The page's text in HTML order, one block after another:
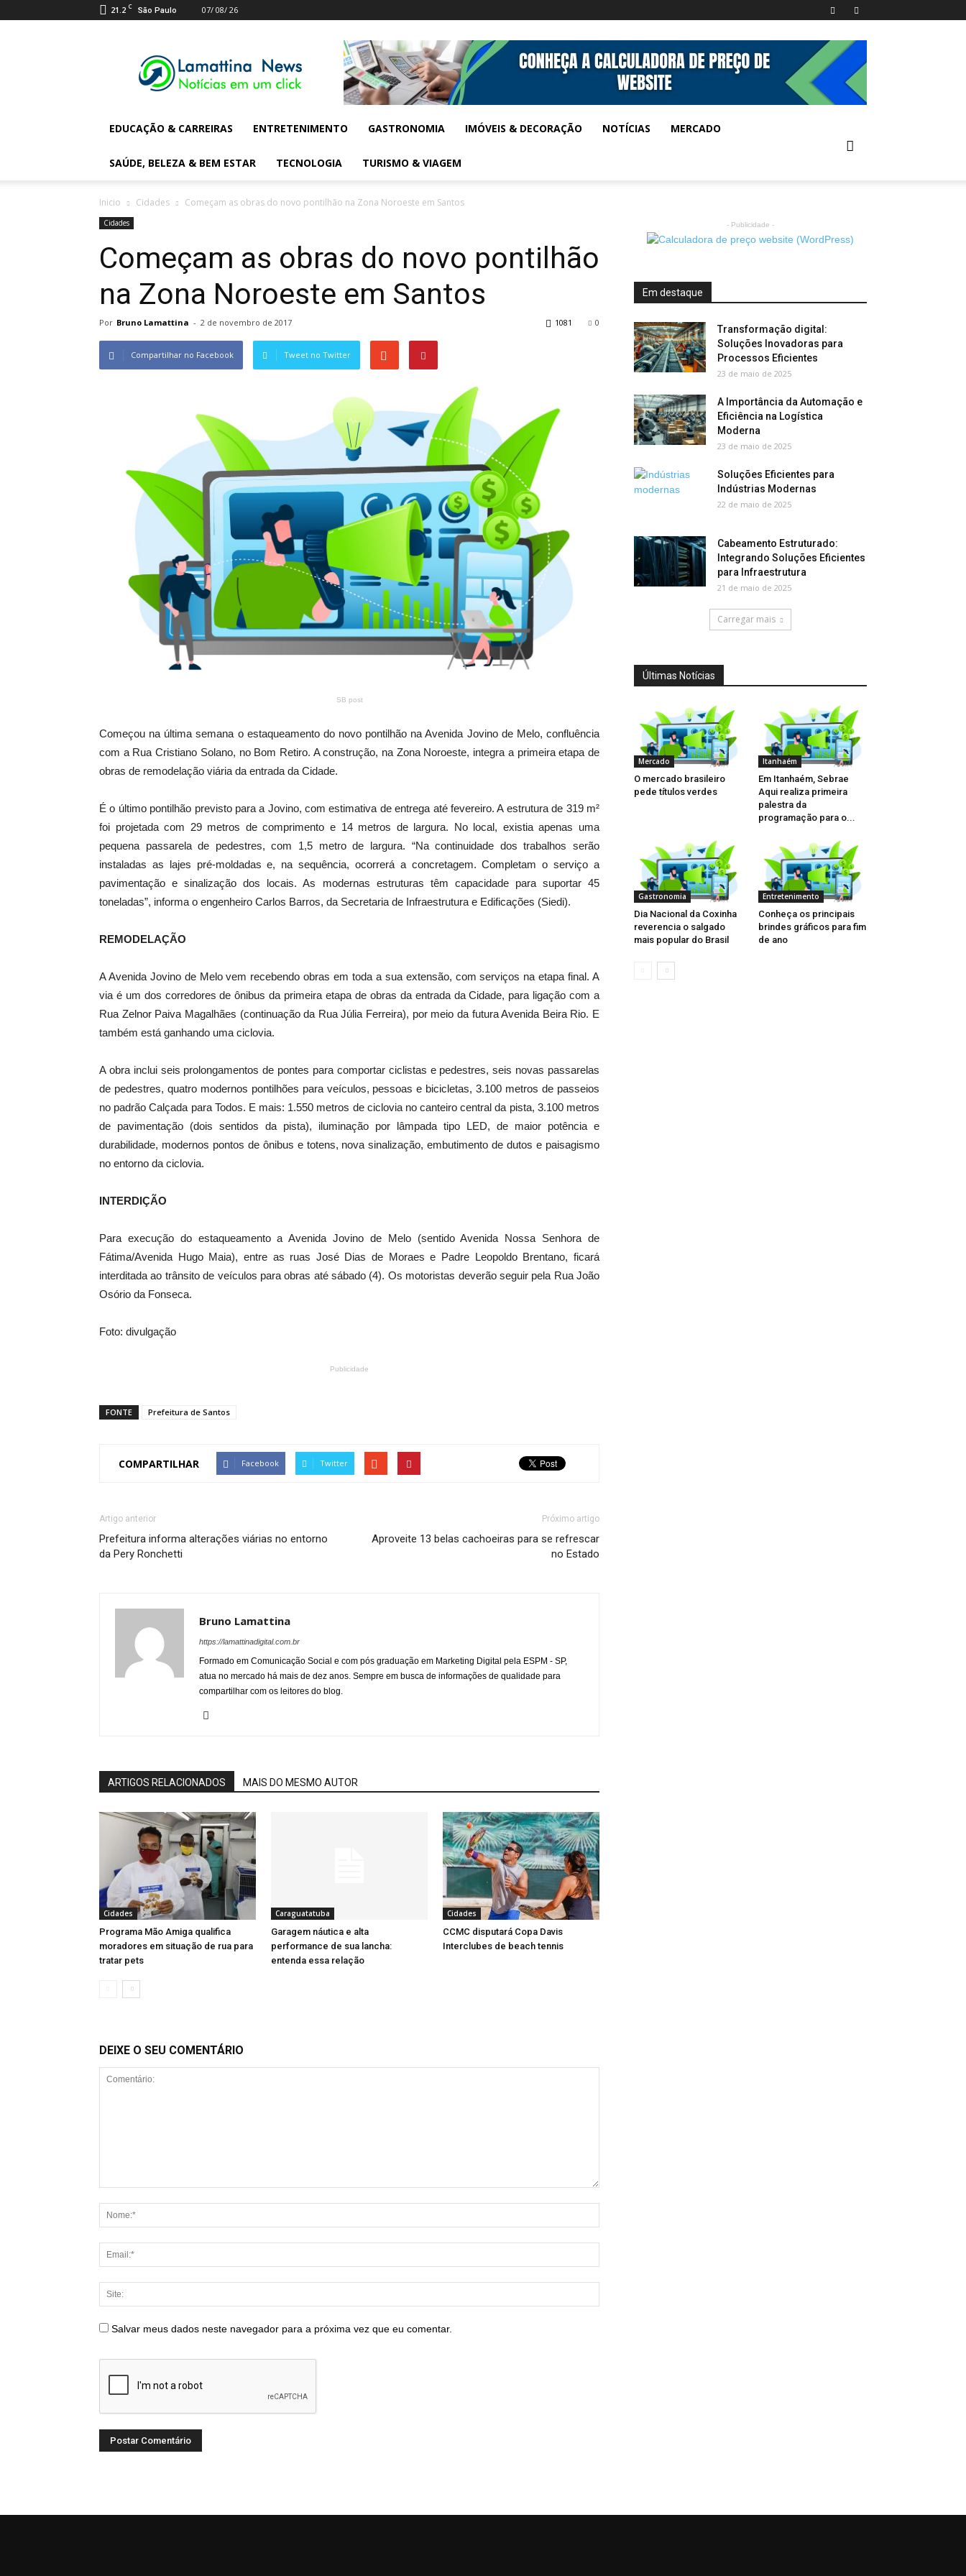
21.2 C São Paulo 07/ 08/ 26
Digital
News
EDUCAÇÃO & CARREIRAS ENTRETENIMENTO GASTRONOMIA IMÓVEIS & DECORAÇÃO NOTÍCIAS MERCADO
SAÚDE, BELEZA & BEM ESTAR TECNOLOGIA TURISMO & VIAGEM
Inicio Cidades Começam as obras do novo pontilhão na Zona Noroeste em Santos
Cidades
Começam as obras do novo pontilhão
na Zona Noroeste em Santos
Por Bruno Lamattina - 2 de novembro de 2017 0
1081
Compartilhar no Facebook Tweet no Twitter
SB post
Começou na última semana o estaqueamento do novo pontilhão na Avenida Jovino de Melo, confluência
com a Rua Cristiano Solano, no Bom Retiro. A construção, na Zona Noroeste, integra a primeira etapa de
obras de remodelação viária da entrada da Cidade.
É o último pontilhão previsto para a Jovino, com estimativa de entrega até fevereiro. A estrutura de 319 m²
foi projetada com 29 metros de comprimento e 14 metros de largura. No local, existia apenas uma
pequena passarela de pedestres, com 1,5 metro de largura. “Na continuidade dos trabalhos serão
instaladas as lajes pré-moldadas e, na sequência, ocorrerá a concretagem. Completam o serviço a
pavimentação e sinalização dos locais. As modernas estruturas têm capacidade para suportar 45
toneladas”, informa o engenheiro Carlos Barros, da Secretaria de Infraestrutura e Edificações (Siedi).
REMODELAÇÃO
A Avenida Jovino de Melo vem recebendo obras em toda a sua extensão, com serviços na etapa final. A
via é um dos corredores de ônibus da primeira etapa de obras da entrada da Cidade, para ligação com a
Rua Zelnor Paiva Magalhães (continuação da Rua Júlia Ferreira), por meio da futura Avenida Beira Rio. E
também está ganhando uma ciclovia.
A obra inclui seis prolongamentos de pontes para comportar ciclistas e pedestres, seis novas passarelas
de pedestres, quatro modernos pontilhões para veículos, pessoas e bicicletas, 3.100 metros de passeios
no padrão Calçada para Todos. E mais: 1.550 metros de ciclovia no canteiro central da pista, 3.100 metros
de pavimentação (dois sentidos da pista), iluminação por lâmpada tipo LED, de maior potência e
durabilidade, modernos pontos de ônibus e totens, nova sinalização, embutimento de dutos e paisagismo
no entorno da ciclovia.
INTERDIÇÃO
Para execução do estaqueamento a Avenida Jovino de Melo (sentido Avenida Nossa Senhora de
Fátima/Avenida Hugo Maia), entre as ruas José Dias de Moraes e Padre Leopoldo Brentano, ficará
interditada ao trânsito de veículos para obras até sábado (4). Os motoristas deverão seguir pela Rua João
Osório da Fonseca.
Foto: divulgação
Publicidade
FONTE Prefeitura de Santos
COMPARTILHAR Facebook Twitter
Artigo anterior
Prefeitura informa alterações viárias no entorno
da Pery Ronchetti
Próximo artigo
Aproveite 13 belas cachoeiras para se refrescar
no Estado
Bruno Lamattina
https://lamattinadigital.com.br
Formado em Comunicação Social e com pós graduação em Marketing Digital pela ESPM - SP,
atua no mercado há mais de dez anos. Sempre em busca de informações de qualidade para
compartilhar com os leitores do blog.
ARTIGOS RELACIONADOS MAIS DO MESMO AUTOR
Cidades
Programa Mão Amiga qualifica
moradores em situação de rua para
tratar pets
Caraguatatuba
Garagem náutica e alta
performance de sua lancha:
entenda essa relação
Cidades
CCMC disputará Copa Davis
Interclubes de beach tennis
DEIXE O SEU COMENTÁRIO
Salvar meus dados neste navegador para a próxima vez que eu comentar.
- Publicidade -
Em destaque
Transformação digital:
Soluções Inovadoras para
Processos Eficientes
23 de maio de 2025
A Importância da Automação e
Eficiência na Logística
Moderna
23 de maio de 2025
Soluções Eficientes para
Indústrias Modernas
22 de maio de 2025
Cabeamento Estruturado:
Integrando Soluções Eficientes
para Infraestrutura
21 de maio de 2025
Carregar mais
Últimas Notícias
Mercado
O mercado brasileiro
pede títulos verdes
Itanhaém
Em Itanhaém, Sebrae
Aqui realiza primeira
palestra da
programação para o...
Gastronomia
Dia Nacional da Coxinha
reverencia o salgado
mais popular do Brasil
Entretenimento
Conheça os principais
brindes gráficos para fim
de ano